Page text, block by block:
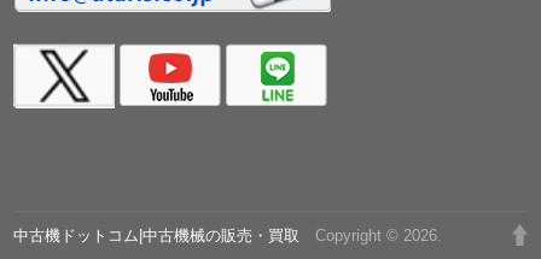
中古機ドットコム|中古機械の販売・買取 Copyright © 2026.